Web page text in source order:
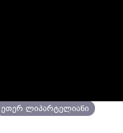
სპორტი
ეთერ ლიპარტელიანი